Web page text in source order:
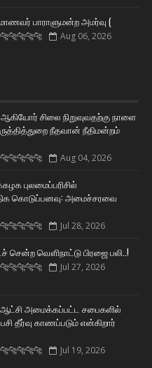
பாராளுமன்ற அமர்வு (
Aug 06, 2026
சிலை நிறுவுவதற்கு நாளை
நீதவான் நீதிமன்றம்
Aug 04, 2026
புலமைப்பரிசில்
கொடுப்பனவு: அமைச்சரவை
Jul 28, 2026
சென்ற வௌிநாட்டு பிரஜை பலி..!
Jul 27, 2026
ஆட்சி அமைக்கப்பட்ட சபைகளில்
தீர்வு காணப்படும் என்கிறார்
Jul 19, 2026